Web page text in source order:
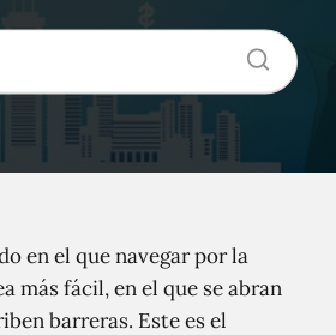
en el que navegar por la
más fácil, en el que se abran
barreras. Este es el